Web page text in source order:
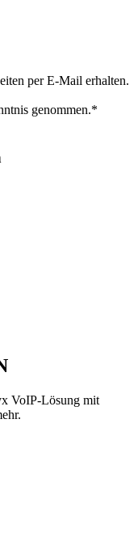
per E-Mail erhalten.
genommen.*
VoIP-Lösung mit